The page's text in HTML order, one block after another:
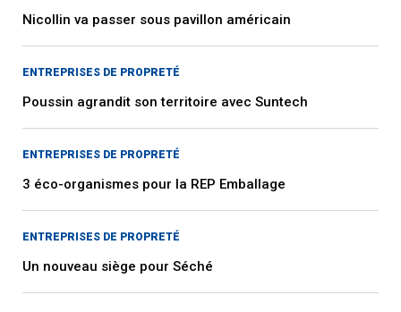
Nicollin va passer sous pavillon américain
ENTREPRISES DE PROPRETÉ
Poussin agrandit son territoire avec Suntech
ENTREPRISES DE PROPRETÉ
3 éco-organismes pour la REP Emballage
ENTREPRISES DE PROPRETÉ
Un nouveau siège pour Séché